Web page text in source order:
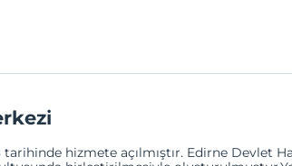
tarihinde hizmete açılmıştır. Edirne